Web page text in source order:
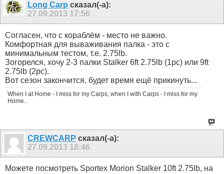
Long Carp сказал(-а):
27.09.2013 17:56
Согласен, что с кораблём - место не важно.
Комфортная для вываживания палка - это с
минимальным тестом, т.е. 2.75lb.
Зогорелся, хочу 2-3 палки Stalker 6ft 2.75lb (1pc) или 9ft
2.75lb (2pc).
Вот сезон закончится, будет время ещё прикинуть...
When I at Home - I miss for my Carps, when I with Carps - I miss for my
Home...
CREWCARP сказал(-а):
27.09.2013 18:46
Можете посмотреть Sportex Morion Stalker 10ft 2.75lb, на